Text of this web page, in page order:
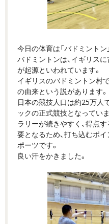
今日の体育は「バドミントン
バドミントンは、イギリスに
が起源といわれています。
イギリスのバドミントン村
の由来という説があります。
日本の競技人口は約25万人
ックの正式競技となっていま
ラリーが続きやすく、得点
要となるため、打ち込むポ
ポーツです。
良い汗をかきました。